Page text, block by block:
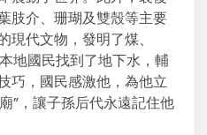
肢介、珊瑚及雙殼等主要
代文物，發明了煤、
地國民找到了地下水，輔
巧，國民感激他，為他立
”，讓子孫后代永遠記住他